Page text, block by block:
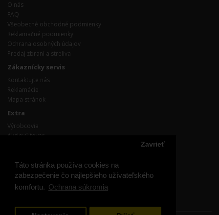
Táto stránka používa cookies na
zabezpečenie čo najlepšieho užívateľského
komfortu. Ochrana súkromia
Zavrieť
O nás
FAQ
Všeobecné obchodné podmienky
Reklamačné podmienky
Ochrana osobných údajov
Predaj zbraní a streliva
Zákaznícky servis
Kontaktujte nás
Reklamácie
Mapa stránok
Extra
Výrobcovia
Akciový tovar
Účet
Objednávka
Obľúbené produkty
Prihláste / odhláste sa z odoberania noviniek